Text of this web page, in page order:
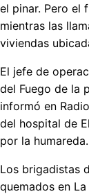
el pinar. Pero el
mientras las
viviendas
El jefe de
del Fuego de la
informó en
del hospital de
por la humareda.
Los brigadistas
quemados en